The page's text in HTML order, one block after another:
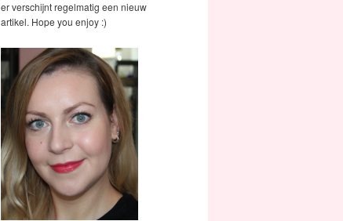
er verschijnt regelmatig een nieuw
artikel. Hope you enjoy :)